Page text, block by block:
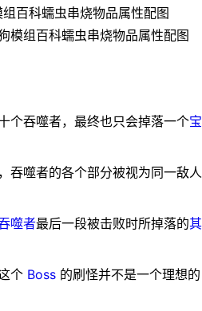
个吞噬者，最终也只会掉落一个宝
吞噬者的各个部分被视为同一敌人
噬者最后一段被击败时所掉落的其
个 Boss 的刷怪并不是一个理想的